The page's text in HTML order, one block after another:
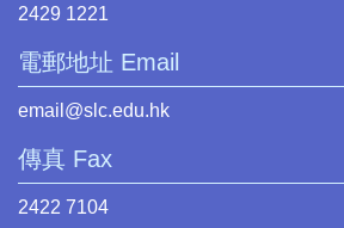
2429 1221
電郵地址 Email
email@slc.edu.hk
傳真 Fax
2422 7104